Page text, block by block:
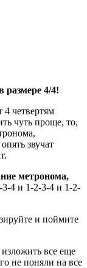
размере 4/4!
4 четвертям
чуть проще, то,
звучат
метронома,
3-4 и 1-2-3-4 и 1-2-
и поймите
все еще
не поняли на все